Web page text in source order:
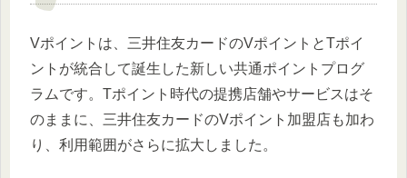
Vポイントは、三井住友カードのVポイントとTポイ
ントが統合して誕生した新しい共通ポイントプログ
ラムです。Tポイント時代の提携店舗やサービスはそ
のままに、三井住友カードのVポイント加盟店も加わ
り、利用範囲がさらに拡大しました。